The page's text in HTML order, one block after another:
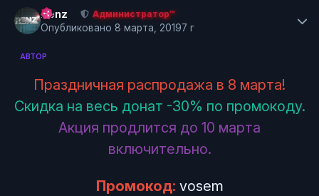
Renz Администратор™
Опубликовано 8 марта, 20197 г
АВТОР
Праздничная распродажа в 8 марта!
Скидка на весь донат -30% по промокоду.
Акция продлится до 10 марта
включительно.
Промокод: vosem